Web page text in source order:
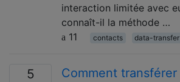
interaction limitée avec
connaît-il la méthode …
11
contacts data-transfer
5
Comment